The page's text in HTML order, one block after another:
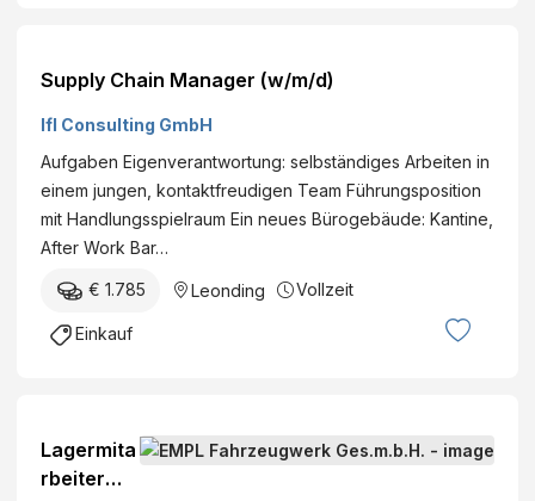
Supply Chain Manager (w/m/d)
Ifl Consulting GmbH
Aufgaben Eigenverantwortung: selbständiges Arbeiten in
einem jungen, kontaktfreudigen Team Führungsposition
mit Handlungsspielraum Ein neues Bürogebäude: Kantine,
After Work Bar…
€ 1.785 Leonding Vollzeit
Einkauf
Lagermita
rbeiter